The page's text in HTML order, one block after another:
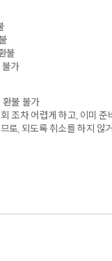
불
가
환불 불가
조차 어렵게 하고, 이미
로, 되도록 취소를 하지